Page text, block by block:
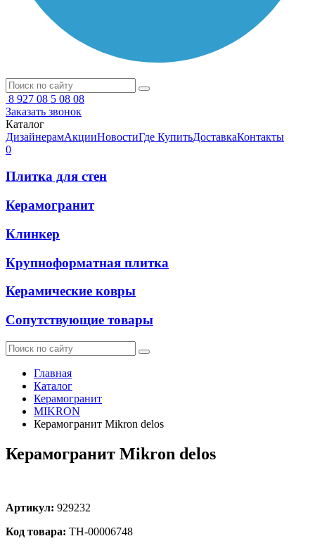
8 927 08 5 08 08
Заказать звонок
Каталог
ДизайнерамАкцииНовостиГде КупитьДоставкаКонтакты
0
Плитка для стен
Керамогранит
Клинкер
Крупноформатная плитка
Керамические ковры
Сопутствующие товары
Главная
Каталог
Керамогранит
MIKRON
Керамогранит Mikron delos
Керамогранит Mikron delos
Артикул: 929232
Код товара: ТН-00006748